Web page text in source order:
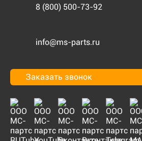
8 (800) 500-73-92
info@ms-parts.ru
Заказать звонок